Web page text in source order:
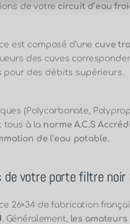
de votre circuit d’eau
est composé d’une cuve
des cuves
pour des débits supérieurs.
(Polycarbonate,
tous à la norme A.C.S
de l’eau potable.
votre porte filtre
26×34 de fabrication
. Généralement, les